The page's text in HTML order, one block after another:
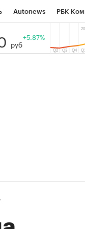
Autonews РБК
Тренды
руб
+5.87%